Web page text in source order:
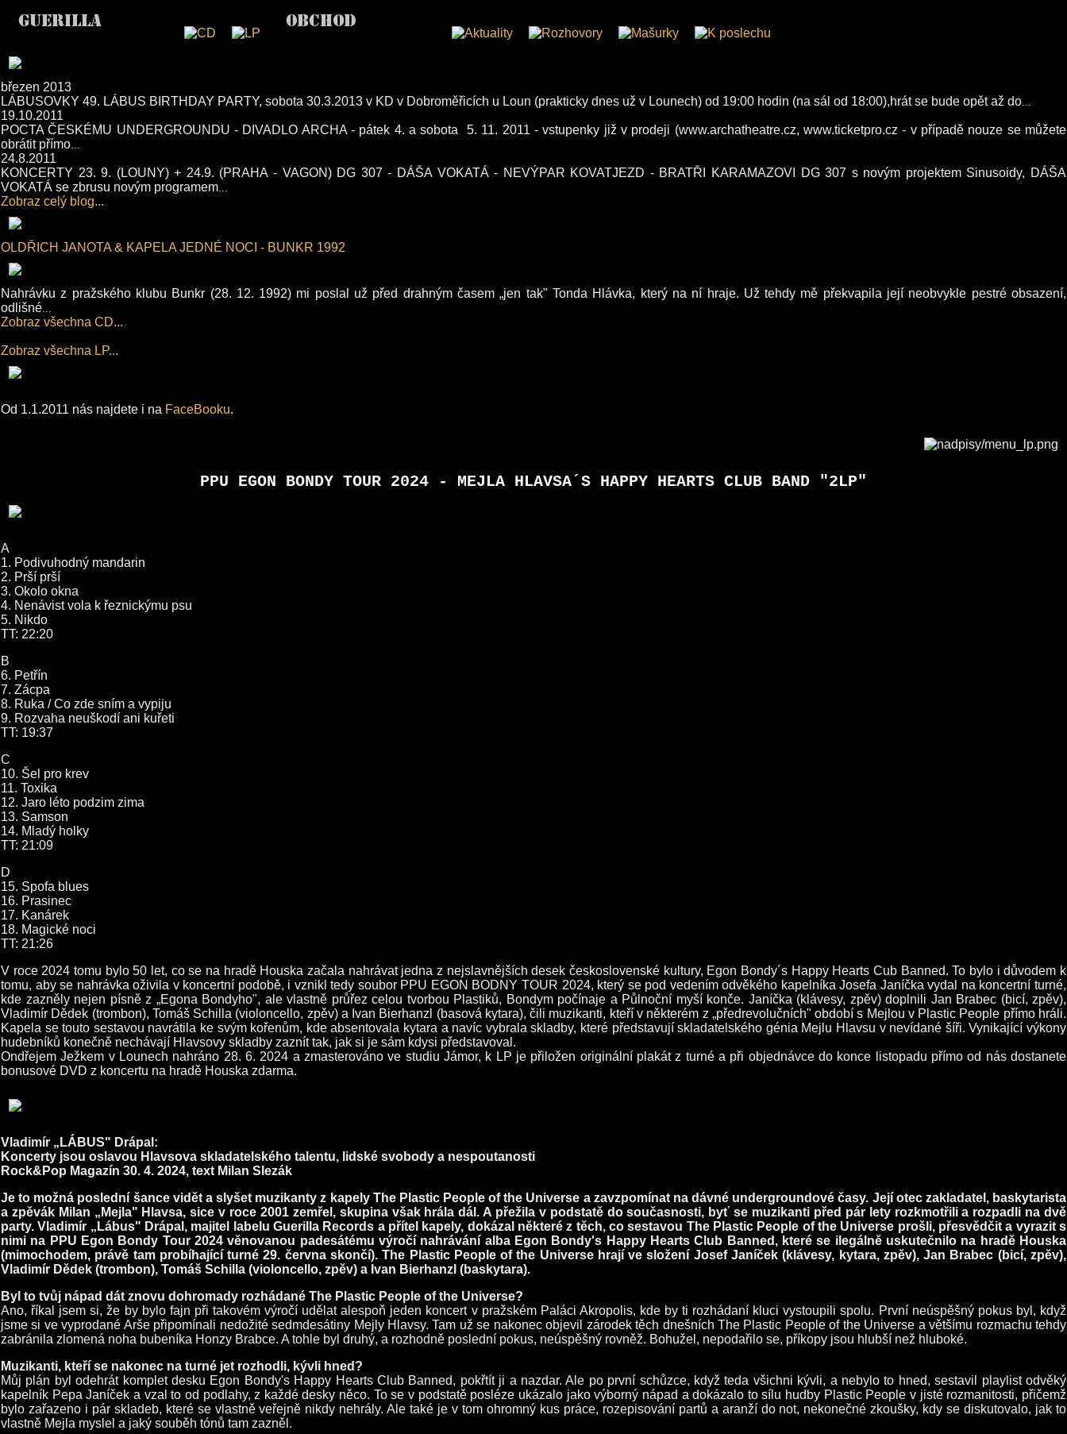
březen 2013
LÁBUSOVKY 49. LÁBUS BIRTHDAY PARTY, sobota 30.3.2013 v KD v Dobroměřicích u Loun (prakticky dnes už v Lounech) od 19:00 hodin (na sál od 18:00),hrát se bude opět až do...
19.10.2011
POCTA ČESKÉMU UNDERGROUNDU - DIVADLO ARCHA - pátek 4. a sobota 5. 11. 2011 - vstupenky již v prodeji (www.archatheatre.cz, www.ticketpro.cz - v případě nouze se můžete
obrátit přímo...
24.8.2011
KONCERTY 23. 9. (LOUNY) + 24.9. (PRAHA - VAGON) DG 307 - DÁŠA VOKATÁ - NEVÝPAR KOVATJEZD - BRATŘI KARAMAZOVI DG 307 s novým projektem Sinusoidy, DÁŠA
VOKATÁ se zbrusu novým programem...
Zobraz celý blog...
OLDŘICH JANOTA & KAPELA JEDNÉ NOCI - BUNKR 1992
Nahrávku z pražského klubu Bunkr (28. 12. 1992) mi poslal už před drahným časem „jen tak" Tonda Hlávka, který na ní hraje. Už tehdy mě překvapila její neobvykle pestré obsazení,
odlišné...
Zobraz všechna CD...
Zobraz všechna LP...
Od 1.1.2011 nás najdete i na FaceBooku.
PPU EGON BONDY TOUR 2024 - MEJLA HLAVSA´S HAPPY HEARTS CLUB BAND "2LP"
A
1. Podivuhodný mandarin
2. Prší prší
3. Okolo okna
4. Nenávist vola k řeznickýmu psu
5. Nikdo
TT: 22:20
B
6. Petřín
7. Zácpa
8. Ruka / Co zde sním a vypiju
9. Rozvaha neuškodí ani kuřeti
TT: 19:37
C
10. Šel pro krev
11. Toxika
12. Jaro léto podzim zima
13. Samson
14. Mladý holky
TT: 21:09
D
15. Spofa blues
16. Prasinec
17. Kanárek
18. Magické noci
TT: 21:26
V roce 2024 tomu bylo 50 let, co se na hradě Houska začala nahrávat jedna z nejslavnějších desek československé kultury, Egon Bondy´s Happy Hearts Cub Banned. To bylo i důvodem k
tomu, aby se nahrávka oživila v koncertní podobě, i vznikl tedy soubor PPU EGON BODNY TOUR 2024, který se pod vedením odvěkého kapelníka Josefa Janíčka vydal na koncertní turné,
kde zazněly nejen písně z „Egona Bondyho", ale vlastně průřez celou tvorbou Plastiků, Bondym počínaje a Půlnoční myší konče. Janíčka (klávesy, zpěv) doplnili Jan Brabec (bicí, zpěv),
Vladimír Dědek (trombon), Tomáš Schilla (violoncello, zpěv) a Ivan Bierhanzl (basová kytara), čili muzikanti, kteří v některém z „předrevolučních" období s Mejlou v Plastic People přímo hráli.
Kapela se touto sestavou navrátila ke svým kořenům, kde absentovala kytara a navíc vybrala skladby, které představují skladatelského génia Mejlu Hlavsu v nevídané šíři. Vynikající výkony
hudebníků konečně nechávají Hlavsovy skladby zaznít tak, jak si je sám kdysi představoval.
Ondřejem Ježkem v Lounech nahráno 28. 6. 2024 a zmasterováno ve studiu Jámor, k LP je přiložen originální plakát z turné a při objednávce do konce listopadu přímo od nás dostanete
bonusové DVD z koncertu na hradě Houska zdarma.
Vladimír „LÁBUS" Drápal:
Koncerty jsou oslavou Hlavsova skladatelského talentu, lidské svobody a nespoutanosti
Rock&Pop Magazín 30. 4. 2024, text Milan Slezák
Je to možná poslední šance vidět a slyšet muzikanty z kapely The Plastic People of the Universe a zavzpomínat na dávné undergroundové časy. Její otec zakladatel, baskytarista
a zpěvák Milan „Mejla" Hlavsa, sice v roce 2001 zemřel, skupina však hrála dál. A přežila v podstatě do současnosti, byť se muzikanti před pár lety rozkmotřili a rozpadli na dvě
party. Vladimír „Lábus" Drápal, majitel labelu Guerilla Records a přítel kapely, dokázal některé z těch, co sestavou The Plastic People of the Universe prošli, přesvědčit a vyrazit s
nimi na PPU Egon Bondy Tour 2024 věnovanou padesátému výročí nahrávání alba Egon Bondy's Happy Hearts Club Banned, které se ilegálně uskutečnilo na hradě Houska
(mimochodem, právě tam probíhající turné 29. června skončí). The Plastic People of the Universe hrají ve složení Josef Janíček (klávesy, kytara, zpěv), Jan Brabec (bicí, zpěv),
Vladimír Dědek (trombon), Tomáš Schilla (violoncello, zpěv) a Ivan Bierhanzl (baskytara).
Byl to tvůj nápad dát znovu dohromady rozhádané The Plastic People of the Universe?
Ano, říkal jsem si, že by bylo fajn při takovém výročí udělat alespoň jeden koncert v pražském Paláci Akropolis, kde by ti rozhádaní kluci vystoupili spolu. První neúspěšný pokus byl, když
jsme si ve vyprodané Arše připomínali nedožité sedmdesátiny Mejly Hlavsy. Tam už se nakonec objevil zárodek těch dnešních The Plastic People of the Universe a většímu rozmachu tehdy
zabránila zlomená noha bubeníka Honzy Brabce. A tohle byl druhý, a rozhodně poslední pokus, neúspěšný rovněž. Bohužel, nepodařilo se, příkopy jsou hlubší než hluboké.
Muzikanti, kteří se nakonec na turné jet rozhodli, kývli hned?
Můj plán byl odehrát komplet desku Egon Bondy's Happy Hearts Club Banned, pokřtít ji a nazdar. Ale po první schůzce, když teda všichni kývli, a nebylo to hned, sestavil playlist odvěký
kapelník Pepa Janíček a vzal to od podlahy, z každé desky něco. To se v podstatě posléze ukázalo jako výborný nápad a dokázalo to sílu hudby Plastic People v jisté rozmanitosti, přičemž
bylo zařazeno i pár skladeb, které se vlastně veřejně nikdy nehrály. Ale také je v tom ohromný kus práce, rozepisování partů a aranží do not, nekonečné zkoušky, kdy se diskutovalo, jak to
vlastně Mejla myslel a jaký souběh tónů tam zazněl.